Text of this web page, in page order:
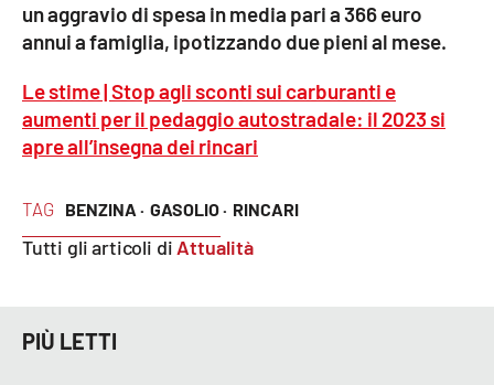
EDIZIONI
LOCALI
Catanzaro
Crotone
Vibo Valentia
Reggio Calabria
TAG BENZINA · GASOLIO · RINCARI
Tutti gli articoli di Attualità
un aggravio di spesa in media pari a 366 euro
annui a famiglia, ipotizzando due pieni al mese.
Le stime | Stop agli sconti sui carburanti e
aumenti per il pedaggio autostradale: il 2023 si
apre all’insegna dei rincari
PIÙ LETTI